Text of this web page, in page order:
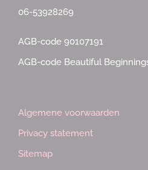
06-53928269
AGB-code 90107191
AGB-code Beautiful
Algemene voorwaarden
Privacy statement
Sitemap